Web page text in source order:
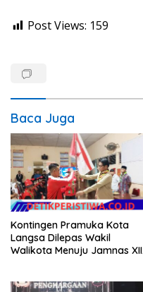
Post Views: 159
Baca Juga
Kontingen Pramuka Kota
Langsa Dilepas Wakil
Walikota Menuju Jamnas XII